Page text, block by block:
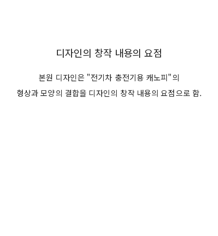
디자인의 창작 내용의 요점
본원 디자인은 "전기차 충전기용 캐노피"의
형상과 모양의 결합을 디자인의 창작 내용의 요점으로 함.